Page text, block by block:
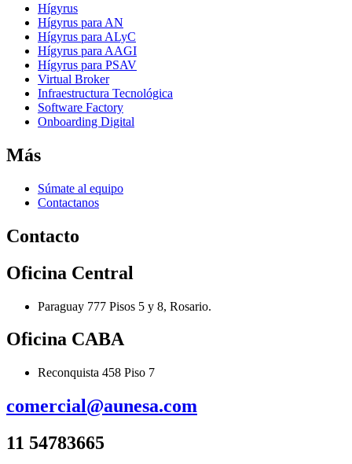
Hígyrus
Hígyrus para AN
Hígyrus para ALyC
Hígyrus para AAGI
Hígyrus para PSAV
Virtual Broker
Infraestructura Tecnológica
Software Factory
Onboarding Digital
Más
Súmate al equipo
Contactanos
Contacto
Oficina Central
Paraguay 777 Pisos 5 y 8, Rosario.
Oficina CABA
Reconquista 458 Piso 7
comercial@aunesa.com
11 54783665